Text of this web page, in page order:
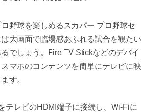
野球を楽しめるスカパー プロ野球セ
大画面で臨場感あふれる試合を観たい
でしょう。Fire TV Stickなどのデバイ
マホのコンテンツを簡単にテレビに映
す。
テレビのHDMI端子に接続し、Wi-Fiに